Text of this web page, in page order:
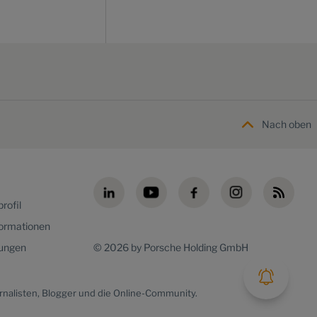
Nach oben
© 2026 by Porsche Holding GmbH
Blogger und die Online-Community.